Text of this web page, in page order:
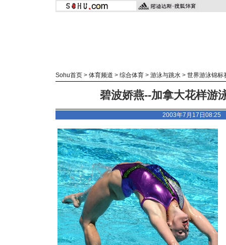
Sohu首页 > 体育频道 > 综合体育 > 游泳与跳水 > 世界游泳锦标
碧波娇燕--加拿大花样游
2003年7月17日